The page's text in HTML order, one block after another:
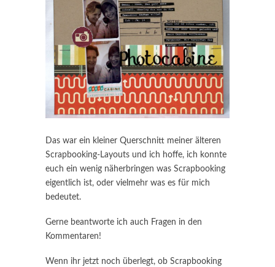
Das war ein kleiner Querschnitt meiner älteren
Scrapbooking-Layouts und ich hoffe, ich konnte
euch ein wenig näherbringen was Scrapbooking
eigentlich ist, oder vielmehr was es für mich
bedeutet.
Gerne beantworte ich auch Fragen in den
Kommentaren!
Wenn ihr jetzt noch überlegt, ob Scrapbooking